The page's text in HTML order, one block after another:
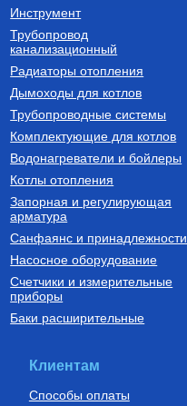
Инструмент
Трубопровод
канализационный
Радиаторы отопления
Дымоходы для котлов
Трубопроводные системы
Комплектующие для котлов
Водонагреватели и бойлеры
Котлы отопления
Запорная и регулирующая
арматура
Санфаянс и принадлежности
Насосное оборудование
Счетчики и измерительные
приборы
Баки расширительные
Клиентам
Способы оплаты